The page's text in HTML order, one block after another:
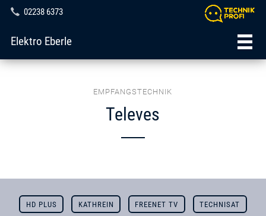
02238 6373
Elektro Eberle
EMPFANGSTECHNIK
Televes
HD PLUS KATHREIN FREENET TV TECHNISAT